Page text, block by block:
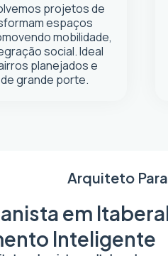
projetos de
espaços
mobilidade,
social. Ideal
planejados e
grande porte.
Arquiteto
em
Inteligente